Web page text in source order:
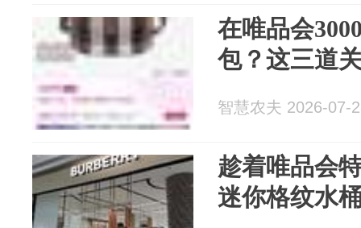
在唯品会
包？这三道
智慧农夫 2026-07-
趁着唯品会
迷你格纹水